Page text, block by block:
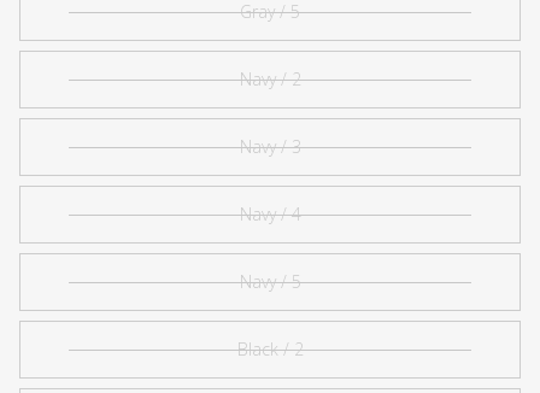
Gray / 5
Navy / 2
Navy / 3
Navy / 4
Navy / 5
Black / 2